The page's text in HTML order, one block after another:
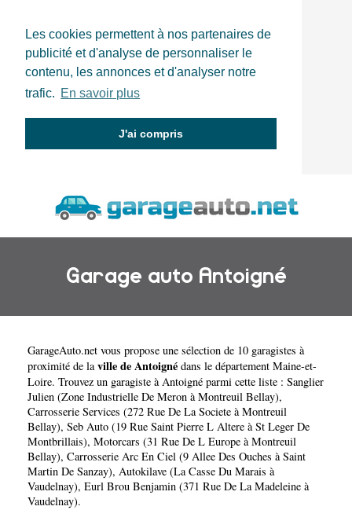
Les cookies permettent à nos partenaires de
publicité et d'analyse de personnaliser le
contenu, les annonces et d'analyser notre
trafic. En savoir plus
J'ai compris
Garage auto Antoigné
GarageAuto.net vous propose une sélection de 10 garagistes à
proximité de laville de Antoigné dans le département Maine-et-
Loire. Trouvez un garagiste à Antoigné parmi cette liste : Sanglier
Julien (Zone Industrielle De Meron à Montreuil Bellay),
Carrosserie Services (272 Rue De La Societe à Montreuil
Bellay), Seb Auto (19 Rue Saint Pierre L Altere à St Leger De
Montbrillais), Motorcars (31 Rue De L Europe à Montreuil
Bellay), Carrosserie Arc En Ciel (9 Allee Des Ouches à Saint
Martin De Sanzay), Autokilave (La Casse Du Marais à
Vaudelnay), Eurl Brou Benjamin (371 Rue De La Madeleine à
Vaudelnay).